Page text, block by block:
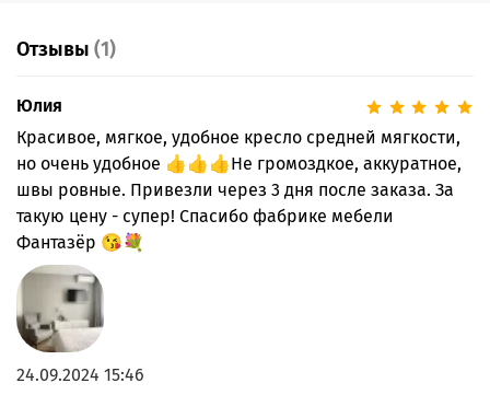
Отзывы (1)
Юлия
Красивое, мягкое, удобное кресло средней мягкости,
но очень удобное 👍👍👍Не громоздкое, аккуратное,
швы ровные. Привезли через 3 дня после заказа. За
такую цену - супер! Спасибо фабрике мебели
Фантазёр 😘💐
24.09.2024 15:46